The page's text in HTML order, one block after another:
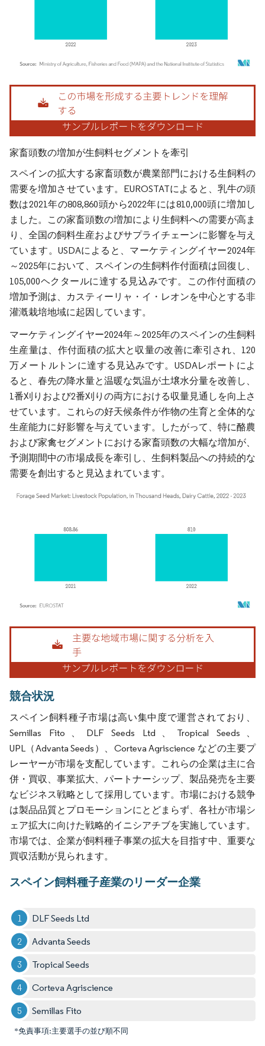
画像 © Mordor Intelligence。再利用にはCC BY 4.0の表示が必要です。
家畜頭数の増加が生飼料セグメントを牽引
スペインの拡大する家畜頭数が農業部門における生飼料の
需要を増加させています。EUROSTATによると、乳牛の頭
数は2021年の808,860頭から2022年には810,000頭に増加し
ました。この家畜頭数の増加により生飼料への需要が高ま
り、全国の飼料生産およびサプライチェーンに影響を与え
ています。USDAによると、マーケティングイヤー2024年
～2025年において、スペインの生飼料作付面積は回復し、
105,000ヘクタールに達する見込みです。この作付面積の
増加予測は、カスティーリャ・イ・レオンを中心とする非
灌漑栽培地域に起因しています。
マーケティングイヤー2024年～2025年のスペインの生飼料
生産量は、作付面積の拡大と収量の改善に牽引され、120
万メートルトンに達する見込みです。USDAレポートによ
ると、春先の降水量と温暖な気温が土壌水分量を改善し、
1番刈りおよび2番刈りの両方における収量見通しを向上さ
せています。これらの好天候条件が作物の生育と全体的な
生産能力に好影響を与えています。したがって、特に酪農
および家禽セグメントにおける家畜頭数の大幅な増加が、
予測期間中の市場成長を牽引し、生飼料製品への持続的な
需要を創出すると見込まれています。
画像 © Mordor Intelligence。再利用にはCC BY 4.0の表示が必要です。
競合状況
スペイン飼料種子市場は高い集中度で運営されており、
Semillas Fito、DLF Seeds Ltd、Tropical Seeds、
UPL（Advanta Seeds）、Corteva Agriscience などの主要プ
レーヤーが市場を支配しています。これらの企業は主に合
併・買収、事業拡大、パートナーシップ、製品発売を主要
なビジネス戦略として採用しています。市場における競争
は製品品質とプロモーションにとどまらず、各社が市場シ
ェア拡大に向けた戦略的イニシアチブを実施しています。
市場では、企業が飼料種子事業の拡大を目指す中、重要な
買収活動が見られます。
スペイン飼料種子産業のリーダー企業
DLF Seeds Ltd
Advanta Seeds
Tropical Seeds
Corteva Agriscience
Semillas Fito
*免責事項:主要選手の並び順不同